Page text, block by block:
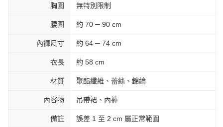
胸圍 無特別限制
腰圍 約 70 ─ 90 cm
內褲尺寸 約 64 ─ 74 cm
衣長 約 58 cm
材質 聚酯纖維、蕾絲、錦綸
內容物 吊帶裙、內褲
備註 誤差 1 至 2 cm 屬正常範圍